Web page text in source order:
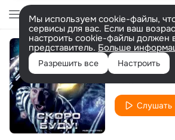
Мы используем cookie-файлы,
сервисы для вас. Если ваш
настроить cookie-файлы должен
представитель. Больше
Разрешить все Настроить
Люблю
Слушать